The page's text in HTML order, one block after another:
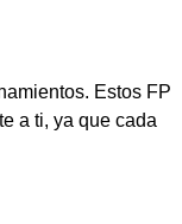
Estos FP
a ti, ya que cada